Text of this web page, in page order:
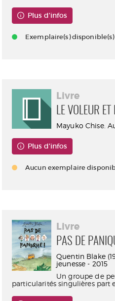
Plus d'infos
Exemplaire(s)
Livre
LE VOLEUR ET
Mayuko Chise.
Plus d'infos
Aucun exemplaire
Livre
PAS DE
Quentin Blake
jeunesse - 2015
Un groupe de
particularités singulières part